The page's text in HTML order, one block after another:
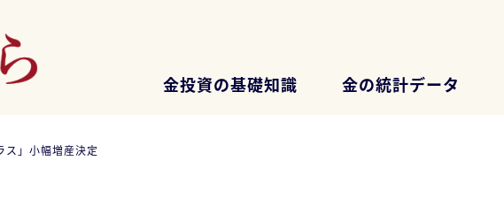
金投資の基礎知識 金の統計データ
ス」小幅増産決定